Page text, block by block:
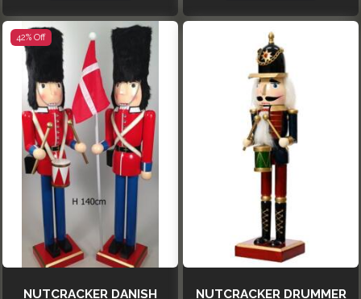
42% Off
NUTCRACKER DANISH
NUTCRACKER DRUMMER